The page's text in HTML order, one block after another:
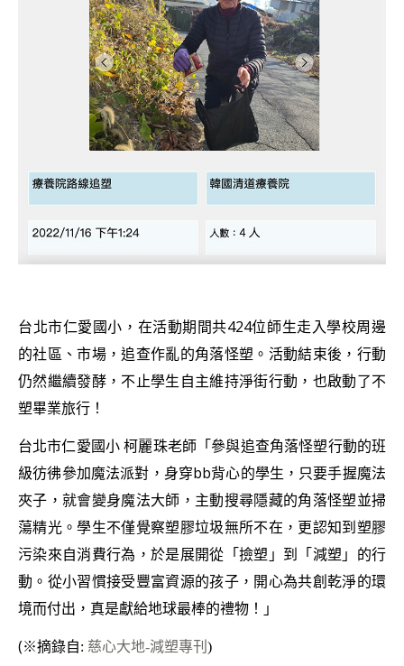
台北市仁愛國小，在活動期間共424位師生走入學校周邊
的社區、市場，追查作亂的角落怪塑。活動結束後，行動
仍然繼續發酵，不止學生自主維持淨街行動，也啟動了不
塑畢業旅行！
台北市仁愛國小 柯麗珠老師「參與追查角落怪塑行動的班
級彷彿參加魔法派對，身穿bb背心的學生，只要手握魔法
夾子，就會變身魔法大師，主動搜尋隱藏的角落怪塑並掃
蕩精光。學生不僅覺察塑膠垃圾無所不在，更認知到塑膠
污染來自消費行為，於是展開從「撿塑」到「減塑」的行
動。從小習慣接受豐富資源的孩子，開心為共創乾淨的環
境而付出，真是獻給地球最棒的禮物！」
(※摘錄自: 慈心大地-減塑專刊 )